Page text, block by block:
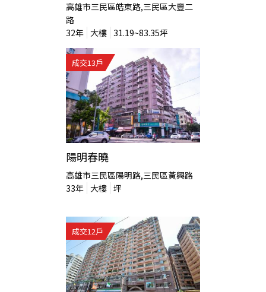
高雄市三民區皓東路,三民區大豐二
路
32年 大樓 31.19~83.35坪
成交13戶
陽明春曉
高雄市三民區陽明路,三民區黃興路
33年 大樓 坪
成交12戶